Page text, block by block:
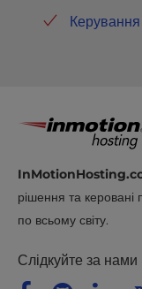
рішення та керовані
по всьому світу.
Слідкуйте за нами